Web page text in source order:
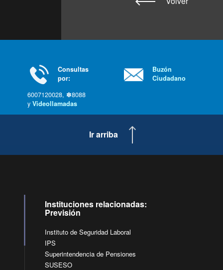
Consultas
por:
6007120028, ✽8088
y Videollamadas
Buzón
Ciudadano
Ir arriba
Instituciones relacionadas:
Previsión
Instituto de Seguridad Laboral
IPS
Superintendencia de Pensiones
SUSESO